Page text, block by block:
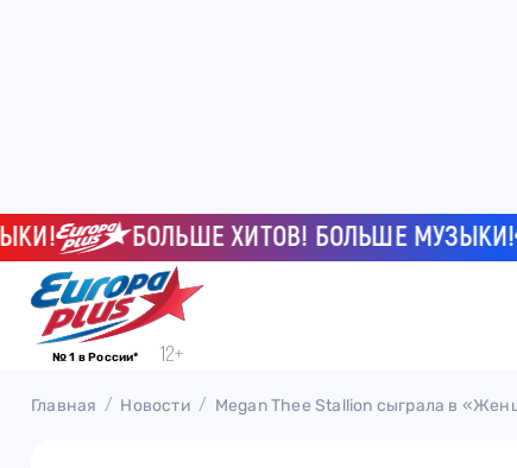
БОЛЬШЕ ХИТОВ! БОЛЬШЕ МУЗЫКИ!
№ 1 в России*
Главная Новости Megan Thee Stallion сыграла в